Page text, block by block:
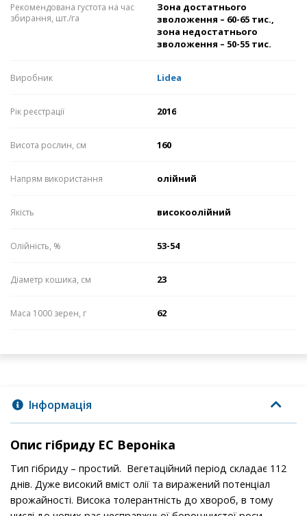
Рекомендована густота на час
збирання, шт./га
Зона достатнього
зволоження – 60-65 тис.,
зона недостатнього
зволоження – 50-55 тис.
Виробник Lidea
Рік реєстрації 2016
Висота рослин, см 160
Напрям використання олійний
Якість високоолійний
Олійність, % 53-54
Діаметр кошика, см 23
Маса 1000 зерен, г 62
Інформація
Опис гібриду ЕС Вероніка
Тип гібриду – простий. Вегетаційний період складає 112
днів. Дуже високий вміст олії та виражений потенціал
врожайності. Висока толерантність до хвороб, в тому